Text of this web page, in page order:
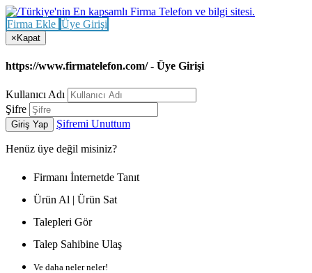
Firma Ekle Üye Girişi
× Kapat
https://www.firmatelefon.com/ - Üye Girişi
Kullanıcı Adı
Şifre
Giriş Yap Şifremi Unuttum
Henüz üye değil misiniz?
Firmanı İnternetde Tanıt
Ürün Al | Ürün Sat
Talepleri Gör
Talep Sahibine Ulaş
Ve daha neler neler!